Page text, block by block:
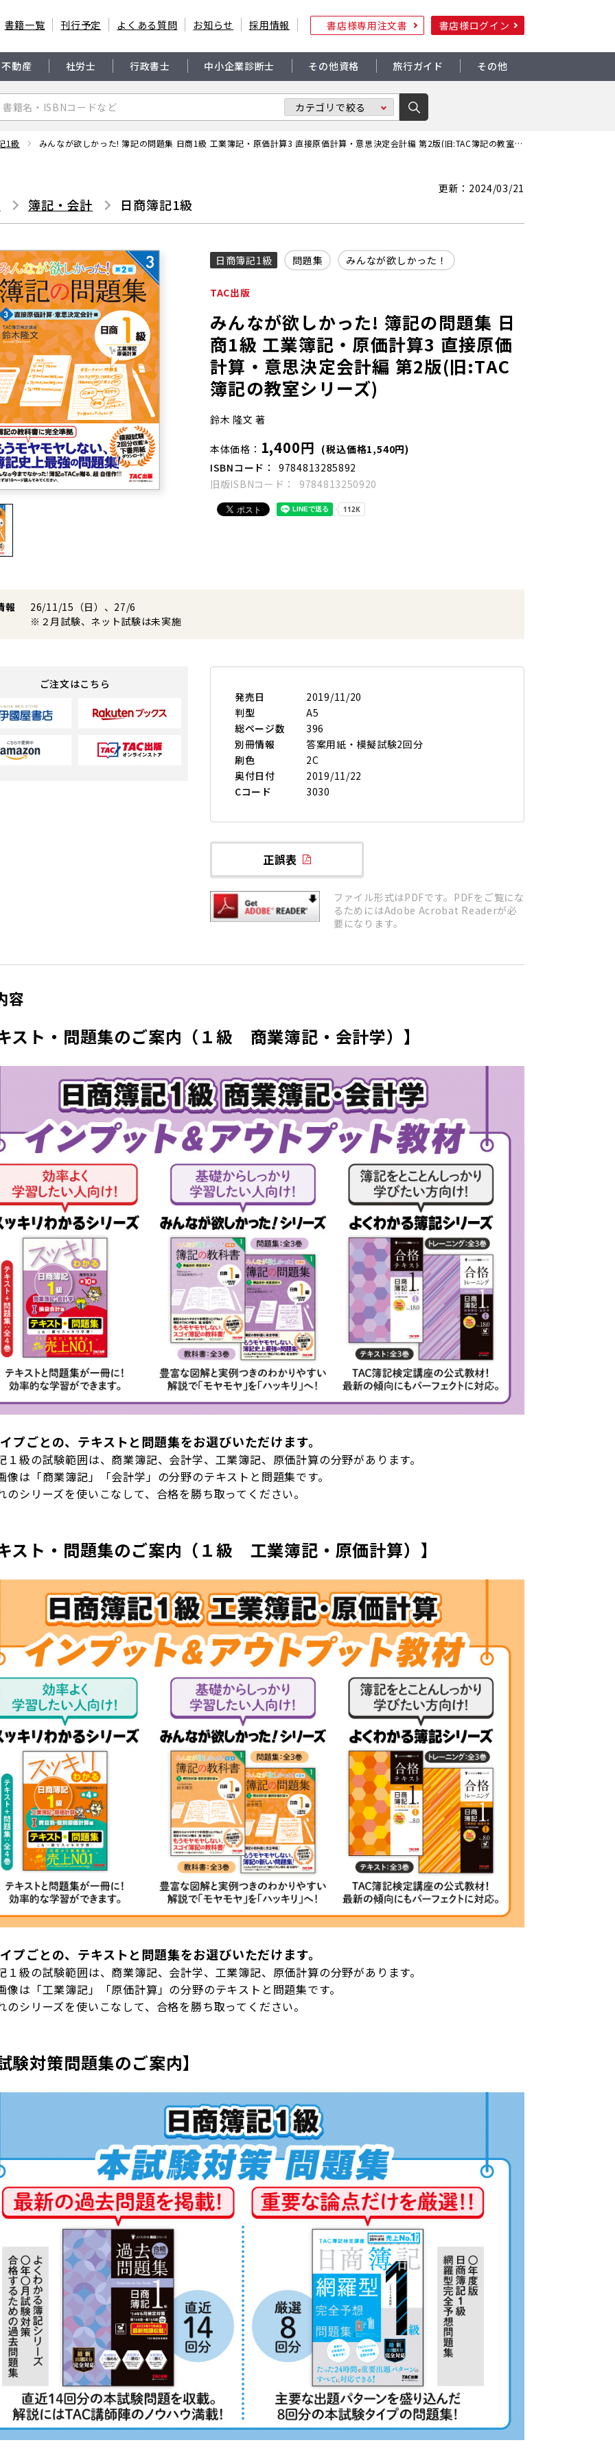
書籍一覧 刊行予定 よくある質問 お知らせ 採用情報 書店様専用注文書 書店様ログイン
動産 社労士 行政書士 中小企業診断士 その他資格 旅行ガイド その他
1級 みんなが欲しかった! 簿記の問題集 日商1級 工業簿記・原価計算3 直接原価計算・意思決定会計編 第2版(旧:TAC簿記の教室シリーズ)
更新：2024/03/21
簿記・会計 日商簿記1級
日商簿記1級 問題集 みんなが欲しかった！
TAC出版
みんなが欲しかった! 簿記の問題集 日
商1級 工業簿記・原価計算3 直接原価
計算・意思決定会計編 第2版(旧:TAC
簿記の教室シリーズ)
鈴木 隆文 著
本体価格 1,400円 (税込価格1,540円)
ISBNコード
9784813285892
旧版ISBNコード
9784813250920
報
26/11/15（日）、27/6
※２月試験、ネット試験は未実施
ご注文はこちら
発売日
2019/11/20
判型
A5
総ページ数
396
別冊情報
答案用紙・模擬試験2回分
刷色
2C
奥付日付
2019/11/22
Cコード
3030
正誤表
ファイル形式はPDFです。PDFをご覧にな
るためにはAdobe Acrobat Readerが必
要になります。
容
スト・問題集のご案内（１級 商業簿記・会計学）】
プごとの、テキストと問題集をお選びいただけます。
１級の試験範囲は、商業簿記、会計学、工業簿記、原価計算の分野があります。
像は「商業簿記」「会計学」の分野のテキストと問題集です。
のシリーズを使いこなして、合格を勝ち取ってください。
スト・問題集のご案内（１級 工業簿記・原価計算）】
プごとの、テキストと問題集をお選びいただけます。
１級の試験範囲は、商業簿記、会計学、工業簿記、原価計算の分野があります。
像は「工業簿記」「原価計算」の分野のテキストと問題集です。
のシリーズを使いこなして、合格を勝ち取ってください。
験対策問題集のご案内】